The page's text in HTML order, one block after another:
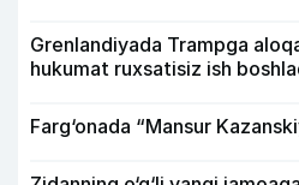
Grenlandiyada Trampga
hukumat ruxsatisiz ish
Farg‘onada “Mansur